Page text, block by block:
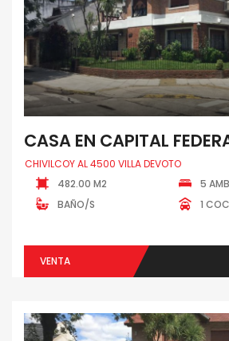
CASA EN CAPITAL
CHIVILCOY AL 4500 VILLA DEVOTO
482.00 M2
5
BAÑO/S
1
VENTA